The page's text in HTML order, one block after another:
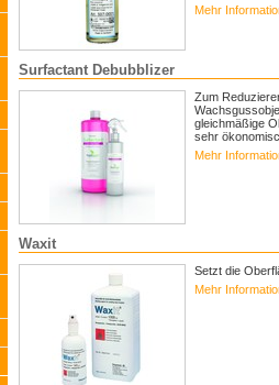
Mehr
Surfactant Debubblizer
Zum
gleichmäßige
sehr
Mehr
Waxit
Setzt die
Mehr